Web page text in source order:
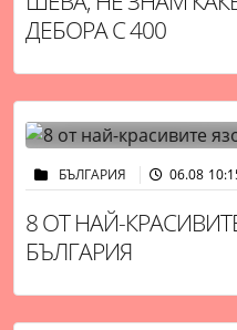
ДЕБОРА С 400
БЪЛГАРИЯ 06.08
8 ОТ НАЙ-
БЪЛГАРИЯ